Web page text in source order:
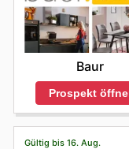
Baur
Prospekt
Gültig bis 16. Aug.